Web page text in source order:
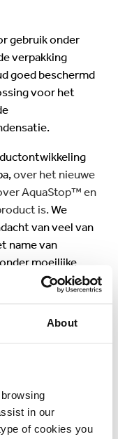
About
in our
of cookies you
gebruik onder
verpakking
goed beschermd
voor het
over het nieuwe
AquaStop™ en
is.We
van veel van
name van
moeilijke
te weten
aan water in
recyclebaar